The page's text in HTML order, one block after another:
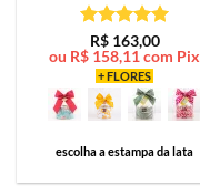
Avaliação5
de 5
R$163,00
ou R$ 158,11 com Pix
+ FLORES
escolha a estampa da lata